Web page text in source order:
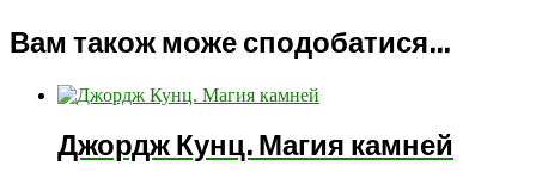
Вам також може сподобатися…
Джордж Кунц. Магия камней